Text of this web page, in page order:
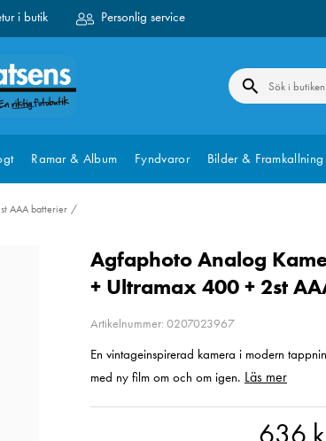
i butik Personlig service
Ramar & Album Fyndvaror Bilder & Framkallning
AAA batterier
Agfaphoto Analog
+ Ultramax 400 + 2st
Artikelnummer: 0207023967
En vintageinspirerad kamera i modern
med ny film om och om igen. Läs mer